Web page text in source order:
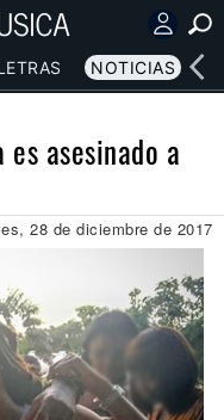
NOTICIAS
es asesinado a
28 de diciembre de 2017